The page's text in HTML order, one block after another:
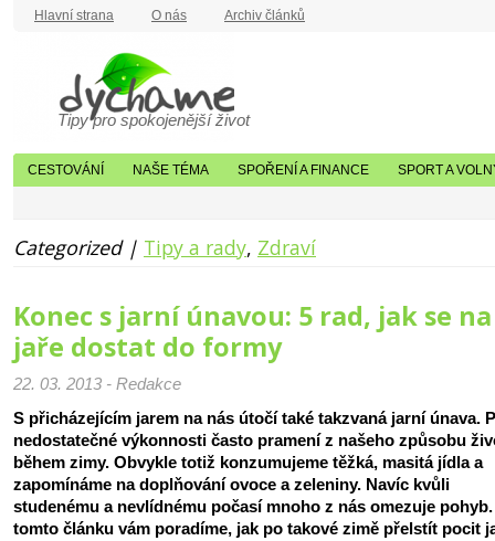
Hlavní strana O nás Archiv článků
Tipy pro spokojenější život
CESTOVÁNÍ NAŠE TÉMA SPOŘENÍ A FINANCE SPORT A
Categorized | Tipy a rady, Zdraví
Konec s jarní únavou: 5 rad, jak se na
jaře dostat do formy
22. 03. 2013 - Redakce
S přicházejícím jarem na nás útočí také takzvaná jarní únava.
nedostatečné výkonnosti často pramení z našeho způsobu
během zimy. Obvykle totiž konzumujeme těžká, masitá jídla a
zapomínáme na doplňování ovoce a zeleniny. Navíc kvůli
studenému a nevlídnému počasí mnoho z nás omezuje pohyb.
tomto článku vám poradíme, jak po takové zimě přelstít pocit